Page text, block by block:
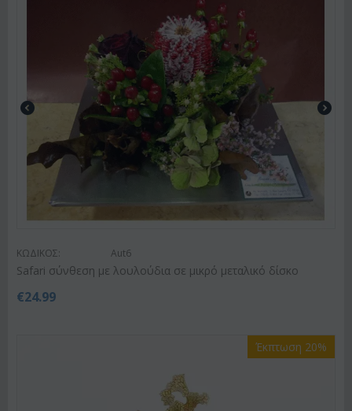
ΚΩΔΙΚΟΣ: Aut6
Safari σύνθεση με λουλούδια σε μικρό μεταλικό δίσκο
€24.99
Έκπτωση 20%